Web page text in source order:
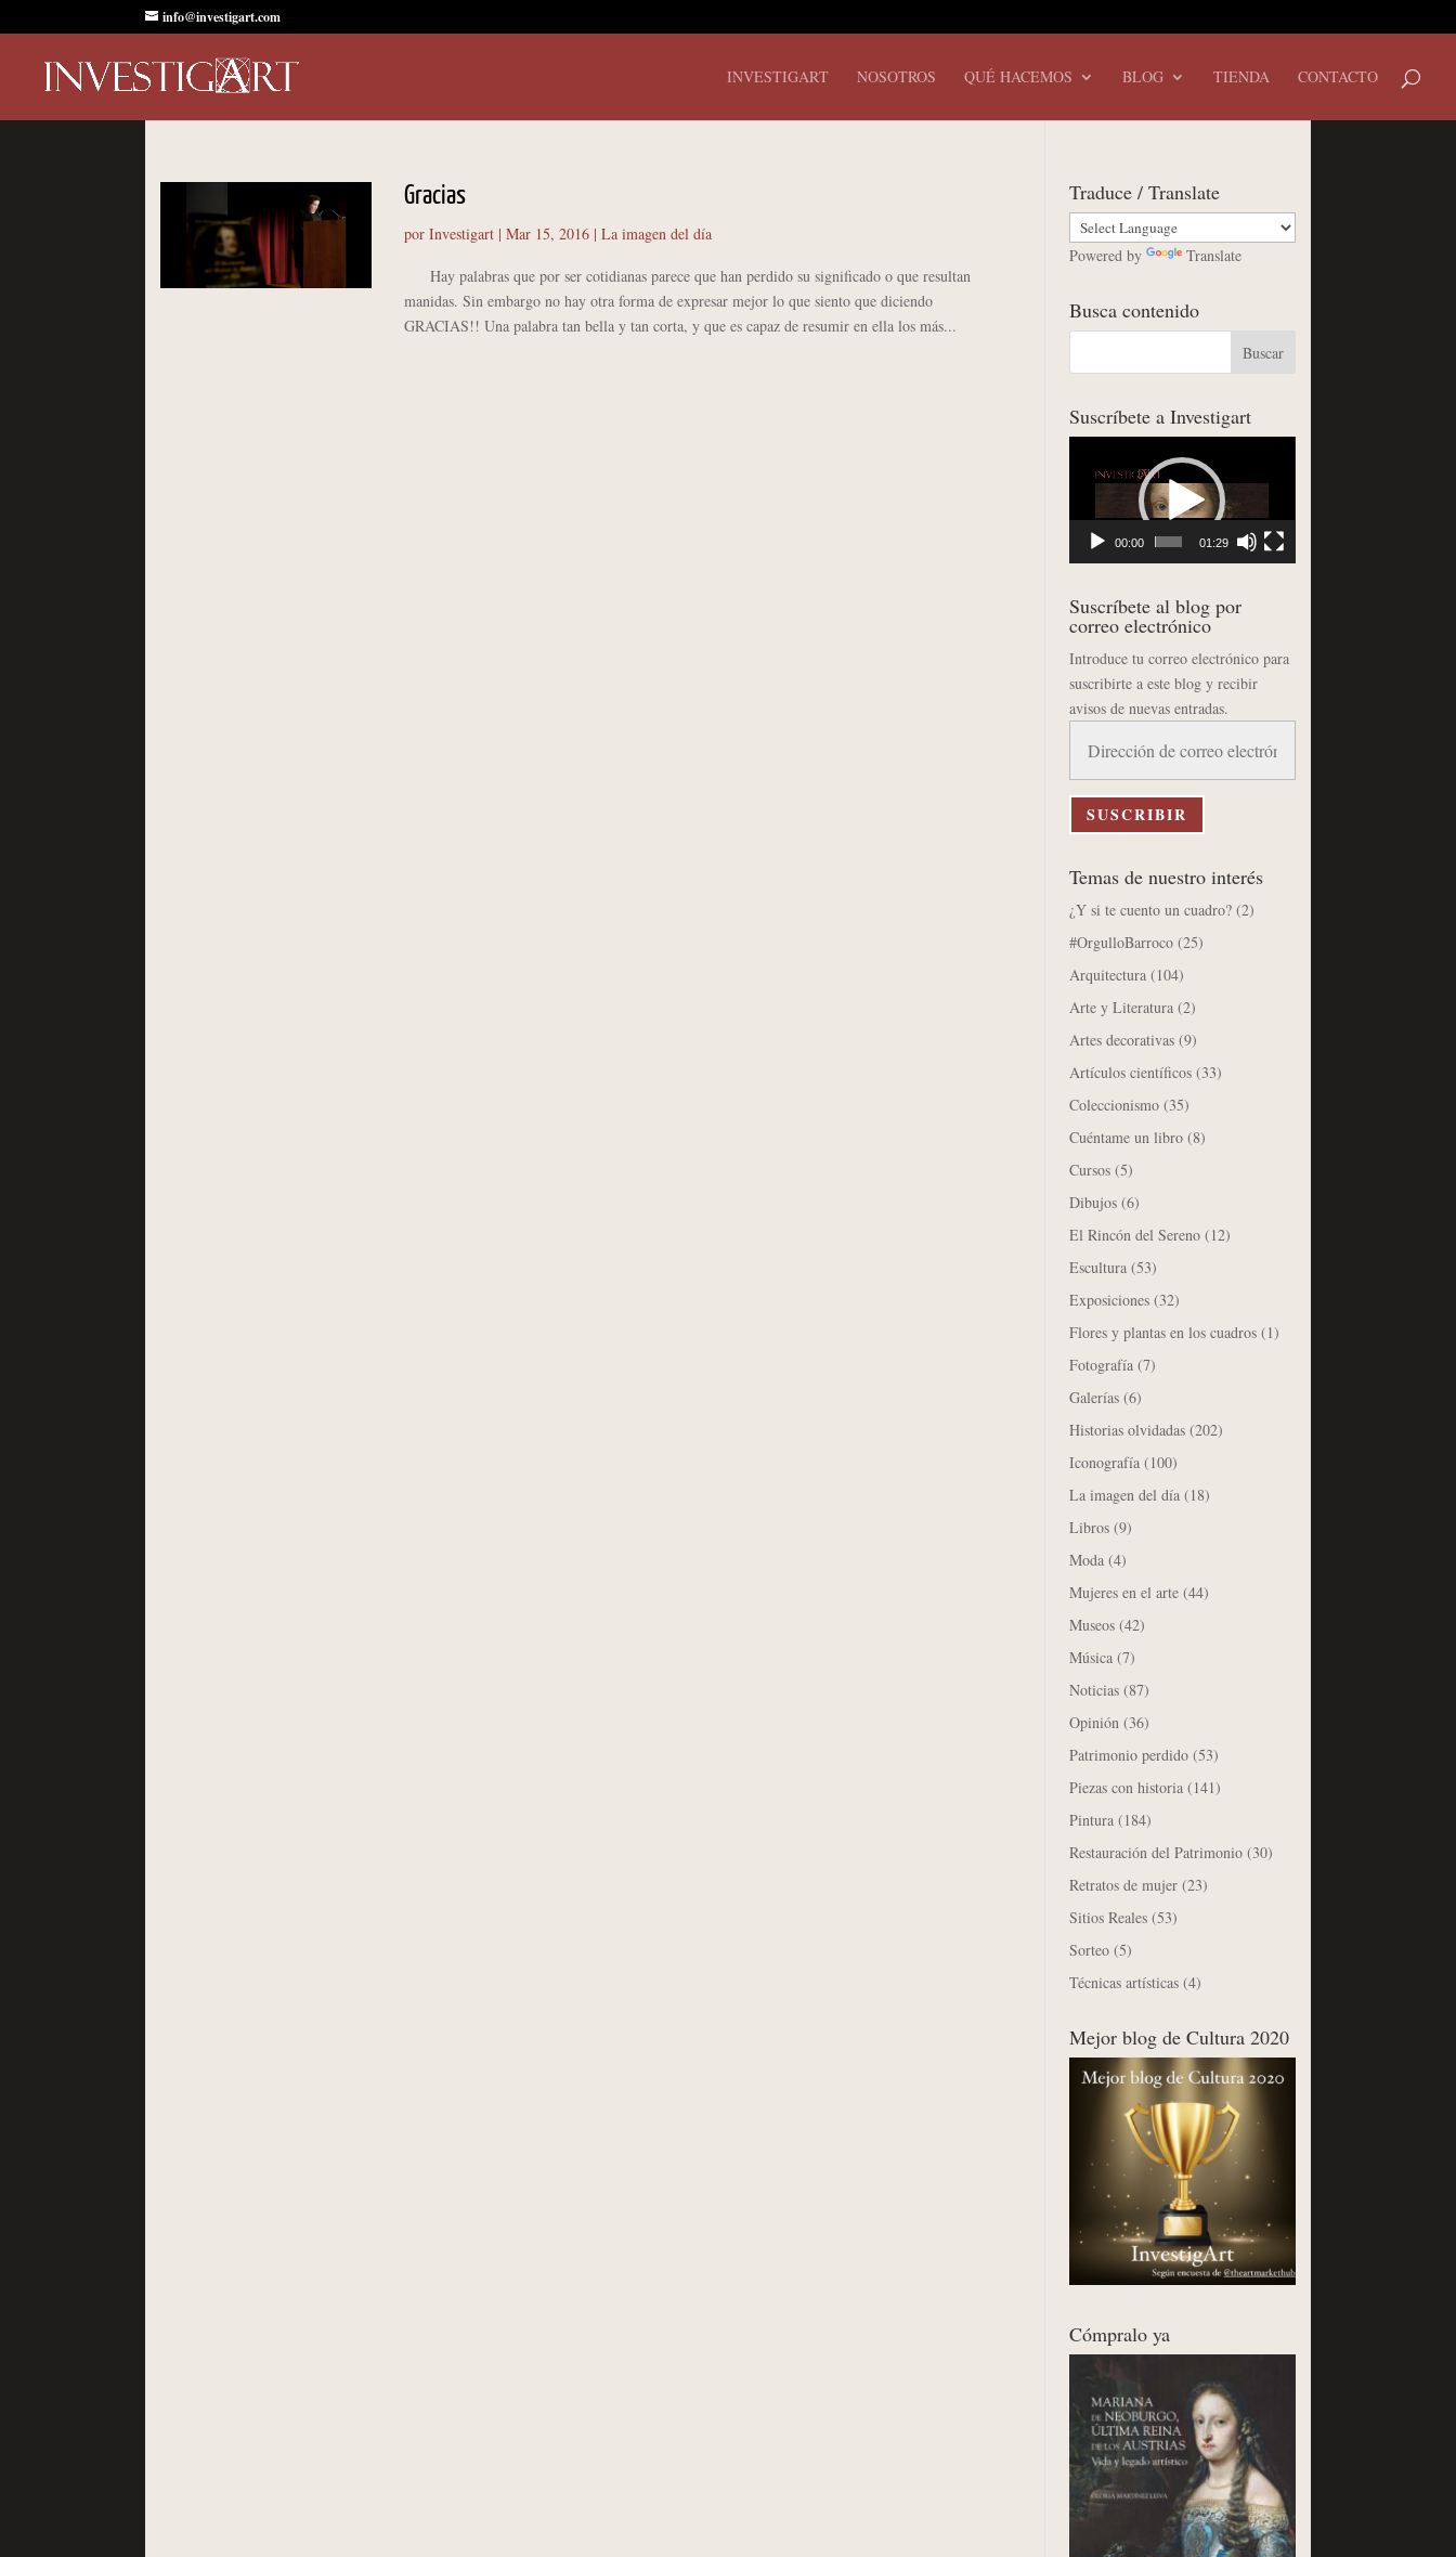
info@investigart.com
INVESTIGART NOSOTROS QUÉ HACEMOS BLOG TIENDA CONTACTO
Gracias
por Investigart| Mar 15, 2016| La imagen del día
Hay palabras que por ser cotidianas parece que han perdido su significado o que resultan
manidas. Sin embargo no hay otra forma de expresar mejor lo que siento que diciendo
GRACIAS!! Una palabra tan bella y tan corta, y que es capaz de resumir en ella los más...
Traduce / Translate
Powered by Translate
Busca contenido
Suscríbete a Investigart
00:00 01:29
Suscríbete al blog por
correo electrónico
Introduce tu correo electrónico para
suscribirte a este blog y recibir
avisos de nuevas entradas.
correo
electrónico
SUSCRIBIR
Temas de nuestro interés
¿Y si te cuento un cuadro? (2)
#OrgulloBarroco (25)
Arquitectura (104)
Arte y Literatura (2)
Artes decorativas (9)
Artículos científicos (33)
Coleccionismo (35)
Cuéntame un libro (8)
Cursos (5)
Dibujos (6)
El Rincón del Sereno (12)
Escultura (53)
Exposiciones (32)
Flores y plantas en los cuadros (1)
Fotografía (7)
Galerías (6)
Historias olvidadas (202)
Iconografía (100)
La imagen del día (18)
Libros (9)
Moda (4)
Mujeres en el arte (44)
Museos (42)
Música (7)
Noticias (87)
Opinión (36)
Patrimonio perdido (53)
Piezas con historia (141)
Pintura (184)
Restauración del Patrimonio (30)
Retratos de mujer (23)
Sitios Reales (53)
Sorteo (5)
Técnicas artísticas (4)
Mejor blog de Cultura 2020
Cómpralo ya